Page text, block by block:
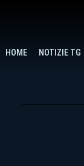
HOME NOTIZIE TG